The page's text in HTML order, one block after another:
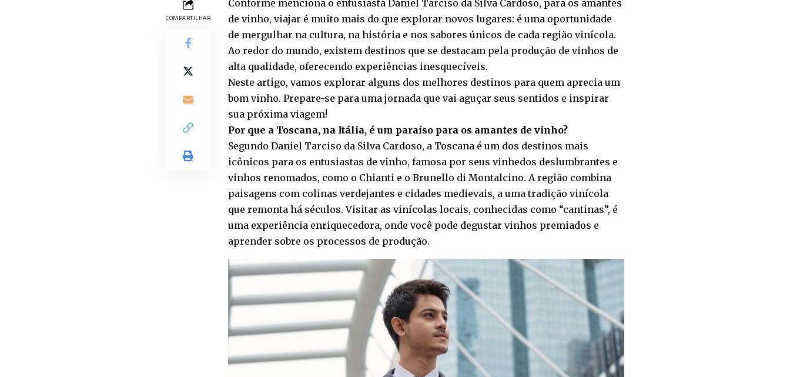
COMPARTILHAR
Conforme menciona o entusiasta Daniel Tarciso da Silva Cardoso, para os amantes
de vinho, viajar é muito mais do que explorar novos lugares: é uma oportunidade
de mergulhar na cultura, na história e nos sabores únicos de cada região vinícola.
Ao redor do mundo, existem destinos que se destacam pela produção de vinhos de
alta qualidade, oferecendo experiências inesquecíveis.
Neste artigo, vamos explorar alguns dos melhores destinos para quem aprecia um
bom vinho. Prepare-se para uma jornada que vai aguçar seus sentidos e inspirar
sua próxima viagem!
Por que a Toscana, na Itália, é um paraíso para os amantes de vinho?
Segundo Daniel Tarciso da Silva Cardoso, a Toscana é um dos destinos mais
icônicos para os entusiastas de vinho, famosa por seus vinhedos deslumbrantes e
vinhos renomados, como o Chianti e o Brunello di Montalcino. A região combina
paisagens com colinas verdejantes e cidades medievais, a uma tradição vinícola
que remonta há séculos. Visitar as vinícolas locais, conhecidas como “cantinas”, é
uma experiência enriquecedora, onde você pode degustar vinhos premiados e
aprender sobre os processos de produção.